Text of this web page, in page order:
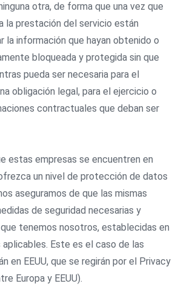
otra, de forma que una vez que
la prestación del servicio están
la información que hayan obtenido o
bloqueada y protegida sin que
pueda ser necesaria para el
obligación legal, para el ejercicio o
contractuales que deban ser
estas empresas se encuentren en
un nivel de protección de datos
aseguramos de que las mismas
de seguridad necesarias y
tenemos nosotros, establecidas en
aplicables. Este es el caso de las
en EEUU, que se regirán por el Privacy
Europa y EEUU).